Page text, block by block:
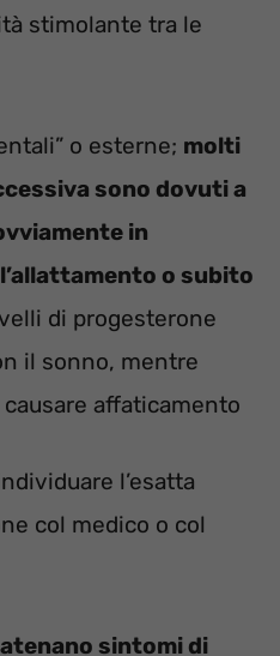
stimolante tra le
o esterne; molti
sono dovuti a
in
o subito
di progesterone
il sonno, mentre
affaticamento
l’esatta
col medico o col
sintomi di